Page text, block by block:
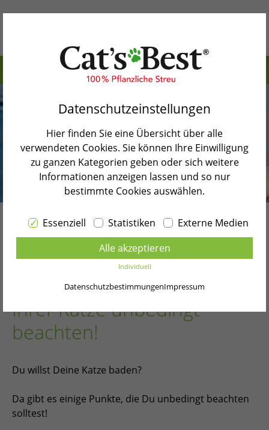
Warum Cat’s Best
Unsere Produkte
Katzenblog
Shopsuche
Sprache wählen
PORTUGUÊS
ITALIANO
POLSKI
Katze baden –
diese Punkte
sollten Sie beim Waschen
Ihrer Katze unbedingt
beachten!
Du willst Deine Katze baden?
Da gibt es einige Punkte, die Du unbedingt beachten
solltest!
Inhaltsverzeichnis>
Katzenwäsche: Das ist zu beachten
Folgen mangelnder Hygiene
Sauberkeit im Katzenhaushalt
Zurück zur Blogübersicht
Datenschutzeinstellungen
Hier finden Sie eine Übersicht über alle
verwendeten Cookies. Sie können Ihre Einwilligung
zu ganzen Kategorien geben oder sich weitere
Informationen anzeigen lassen und so nur
bestimmte Cookies auswählen.
Essenziell Statistiken
Externe Medien
Alle akzeptieren
Individuell
DatenschutzbestimmungenImpressum